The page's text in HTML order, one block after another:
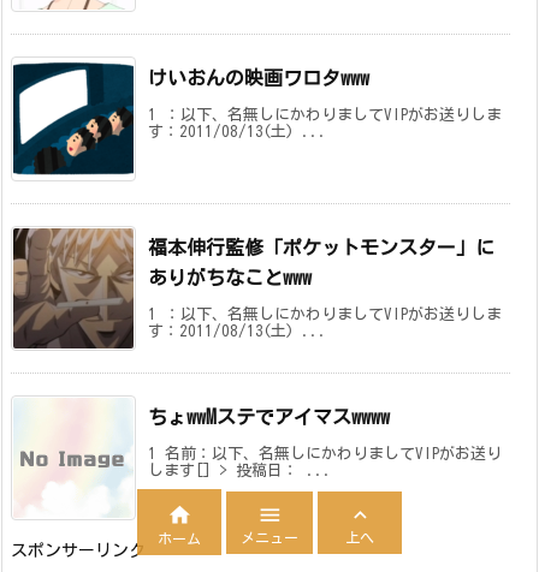
けいおんの映画ワロタwww
1 ：以下、名無しにかわりましてVIPがお送りしま
す：2011/08/13(土) ...
福本伸行監修「ポケットモンスター」に
ありがちなことwww
1 ：以下、名無しにかわりましてVIPがお送りしま
す：2011/08/13(土) ...
ちょwwMステでアイマスwwww
1 名前：以下、名無しにかわりましてVIPがお送り
します[] > 投稿日： ...
スポンサーリンク

ホーム

メニュー

上へ